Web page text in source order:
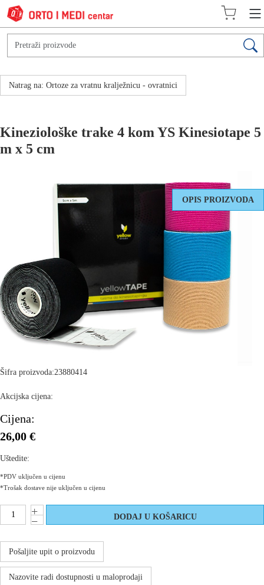
Natrag na: Ortoze za vratnu kralježnicu - ovratnici
Kineziološke trake 4 kom YS Kinesiotape 5
m x 5 cm
OPIS PROIZVODA
Šifra proizvoda:23880414
Akcijska cijena:
Cijena:
26,00 €
Uštedite:
*PDV uključen u cijenu
*Trošak dostave nije uključen u cijenu
Pošaljite upit o proizvodu
Nazovite radi dostupnosti u maloprodaji